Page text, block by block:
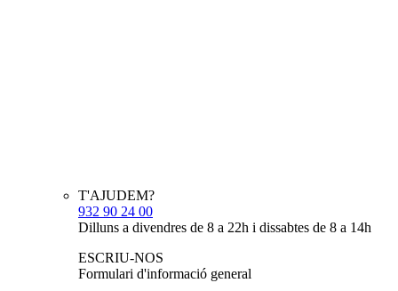
T'AJUDEM?
932 90 24 00
Dilluns a divendres de 8 a 22h i dissabtes de 8 a 14h
ESCRIU-NOS
Formulari d'informació general